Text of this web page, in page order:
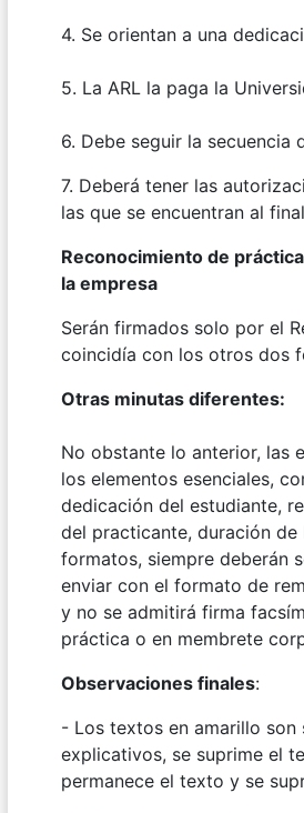
4. Se orientan a una
5. La ARL la paga la
6. Debe seguir la
7. Deberá tener las
las que se encuentran al
Reconocimiento de
la empresa
Serán firmados solo por el
coincidía con los otros dos
Otras minutas diferentes:
No obstante lo anterior, las
los elementos esenciales,
dedicación del estudiante,
del practicante, duración de
formatos, siempre deberán
enviar con el formato de
y no se admitirá firma
práctica o en membrete
Observaciones finales:
- Los textos en amarillo
explicativos, se suprime el
permanece el texto y se